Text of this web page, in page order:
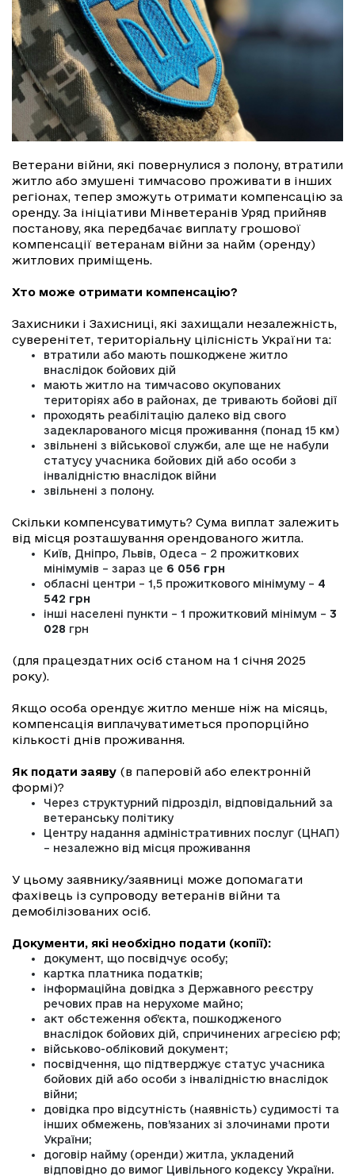
Ветерани війни, які повернулися з полону, втратили
житло або змушені тимчасово проживати в інших
регіонах, тепер зможуть отримати компенсацію за
оренду. За ініціативи Мінветеранів Уряд прийняв
постанову, яка передбачає виплату грошової
компенсації ветеранам війни за найм (оренду)
житлових приміщень.
Хто може отримати компенсацію?
Захисники і Захисниці, які захищали незалежність,
суверенітет, територіальну цілісність України та:
втратили або мають пошкоджене житло
внаслідок бойових дій
мають житло на тимчасово окупованих
територіях або в районах, де тривають бойові дії
проходять реабілітацію далеко від свого
задекларованого місця проживання (понад 15 км)
звільнені з військової служби, але ще не набули
статусу учасника бойових дій або особи з
інвалідністю внаслідок війни
звільнені з полону.
Скільки компенсуватимуть? Сума виплат залежить
від місця розташування орендованого житла.
Київ, Дніпро, Львів, Одеса – 2 прожиткових
мінімумів – зараз це 6 056 грн
обласні центри – 1,5 прожиткового мінімуму – 4
542 грн
інші населені пункти – 1 прожитковий мінімум – 3
028 грн
(для працездатних осіб станом на 1 січня 2025
року).
Якщо особа орендує житло менше ніж на місяць,
компенсація виплачуватиметься пропорційно
кількості днів проживання.
Як подати заяву (в паперовій або електронній
формі)?
Через структурний підрозділ, відповідальний за
ветеранську політику
Центру надання адміністративних послуг (ЦНАП)
– незалежно від місця проживання
У цьому заявнику/заявниці може допомагати
фахівець із супроводу ветеранів війни та
демобілізованих осіб.
Документи, які необхідно подати (копії):
документ, що посвідчує особу;
картка платника податків;
інформаційна довідка з Державного реєстру
речових прав на нерухоме майно;
акт обстеження об’єкта, пошкодженого
внаслідок бойових дій, спричинених агресією рф;
військово-обліковий документ;
посвідчення, що підтверджує статус учасника
бойових дій або особи з інвалідністю внаслідок
війни;
довідка про відсутність (наявність) судимості та
інших обмежень, пов’язаних зі злочинами проти
України;
договір найму (оренди) житла, укладений
відповідно до вимог Цивільного кодексу України.